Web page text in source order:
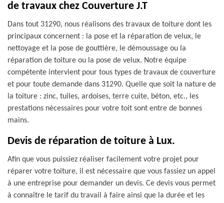
de travaux chez Couverture J.T
Dans tout 31290, nous réalisons des travaux de toiture dont les
principaux concernent : la pose et la réparation de velux, le
nettoyage et la pose de gouttière, le démoussage ou la
réparation de toiture ou la pose de velux. Notre équipe
compétente intervient pour tous types de travaux de couverture
et pour toute demande dans 31290. Quelle que soit la nature de
la toiture : zinc, tuiles, ardoises, terre cuite, béton, etc., les
prestations nécessaires pour votre toit sont entre de bonnes
mains.
Devis de réparation de toiture à Lux.
Afin que vous puissiez réaliser facilement votre projet pour
réparer votre toiture, il est nécessaire que vous fassiez un appel
à une entreprise pour demander un devis. Ce devis vous permet
à connaître le tarif du travail à faire ainsi que la durée et les